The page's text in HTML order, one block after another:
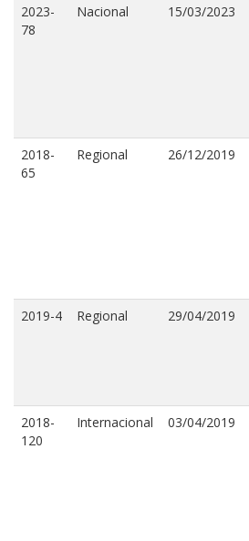
2023-
78
Nacional 15/03/2023
2018-
65
Regional 26/12/2019
2019-4 Regional 29/04/2019
2018-
120
Internacional 03/04/2019